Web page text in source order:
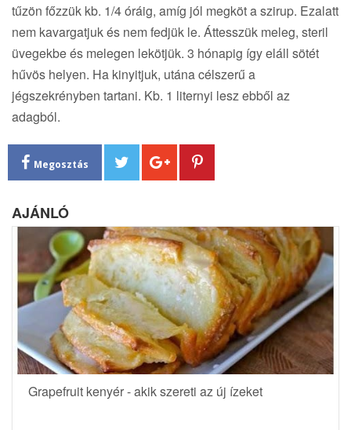
tűzön főzzük kb. 1/4 óráig, amíg jól megköt a szirup. Ezalatt
nem kavargatjuk és nem fedjük le. Áttesszük meleg, steril
üvegekbe és melegen lekötjük. 3 hónapig így eláll sötét
hűvös helyen. Ha kinyitjuk, utána célszerű a
jégszekrényben tartani. Kb. 1 liternyi lesz ebből az
adagból.
Megosztás
AJÁNLÓ
Grapefruit kenyér - akik szereti az új ízeket